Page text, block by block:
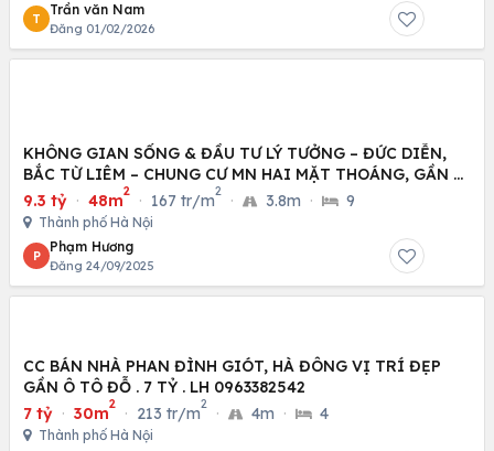
T
Trần văn Nam
Đăng 01/02/2026
KHÔNG GIAN SỐNG & ĐẦU TƯ LÝ TƯỞNG – ĐỨC DIỄN,
BẮC TỪ LIÊM – CHUNG CƯ MN HAI MẶT THOÁNG, GẦN Ô
TÔ
9.3 tỷ · 48m
2
· 167 tr/m
2
· 3.8m · 9
Thành phố Hà Nội
P
Phạm Hương
Đăng 24/09/2025
CC BÁN NHÀ PHAN ĐÌNH GIÓT, HÀ ĐÔNG VỊ TRÍ ĐẸP
GẦN Ô TÔ ĐỖ . 7 TỶ . LH 0963382542
7 tỷ · 30m
2
· 213 tr/m
2
· 4m · 4
Thành phố Hà Nội